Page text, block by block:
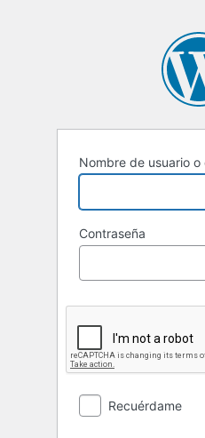
Nombre de usuario
Contraseña
Recuérdame